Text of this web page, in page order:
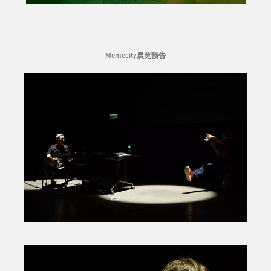
Memecity展览预告